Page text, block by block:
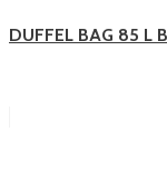
DUFFEL BAG 85 L